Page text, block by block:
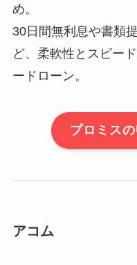
め。
30日間無利息や書類
ど、柔軟性とスピー
ードローン。
プロミス
アコム